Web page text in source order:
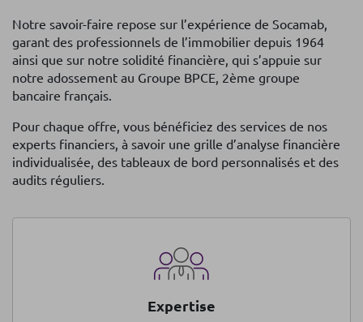
Notre savoir-faire repose sur l’expérience de Socamab,
garant des professionnels de l’immobilier depuis 1964
ainsi que sur notre solidité financière, qui s’appuie sur
notre adossement au Groupe BPCE, 2ème groupe
bancaire français.
Pour chaque offre, vous bénéficiez des services de nos
experts financiers, à savoir une grille d’analyse financière
individualisée, des tableaux de bord personnalisés et des
audits réguliers.
Expertise